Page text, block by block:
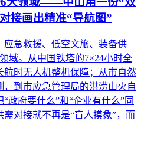
接画出精准“导航图”
应急救援、低空文旅、装备供
域。从中国铁塔的7×24小时全
时无人机整机保障；从市自然
到市应急管理局的洪涝山火自
府要什么”和“企业有什么”同
对接就不再是“盲人摸象”，而